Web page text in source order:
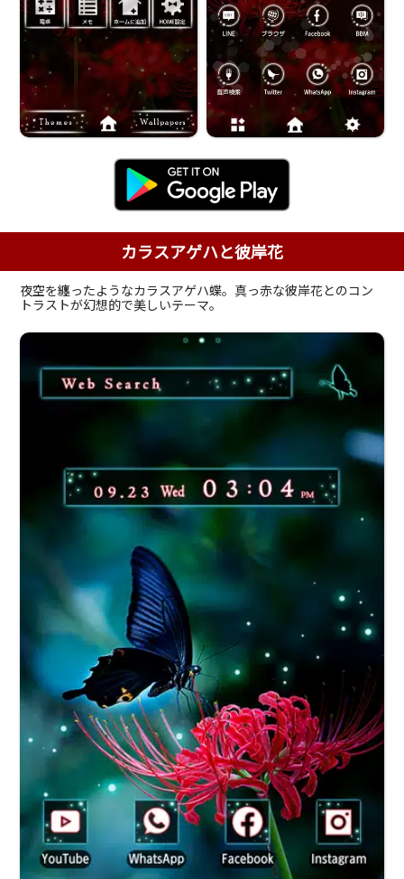
カラスアゲハと彼岸花
夜空を纏ったようなカラスアゲハ蝶。真っ赤な彼岸花とのコン
トラストが幻想的で美しいテーマ。